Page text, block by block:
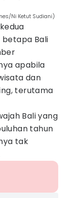
Ni Ketut Sudiani)
betapa Bali
apabila
dan
terutama
Bali yang
tahun
tak